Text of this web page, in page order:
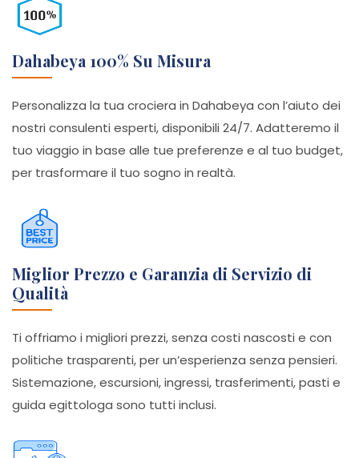
Dahabeya 100% Su Misura
Personalizza la tua crociera in Dahabeya con l’aiuto dei
nostri consulenti esperti, disponibili 24/7. Adatteremo il
tuo viaggio in base alle tue preferenze e al tuo budget,
per trasformare il tuo sogno in realtà.
Miglior Prezzo e Garanzia di Servizio di
Qualità
Ti offriamo i migliori prezzi, senza costi nascosti e con
politiche trasparenti, per un’esperienza senza pensieri.
Sistemazione, escursioni, ingressi, trasferimenti, pasti e
guida egittologa sono tutti inclusi.